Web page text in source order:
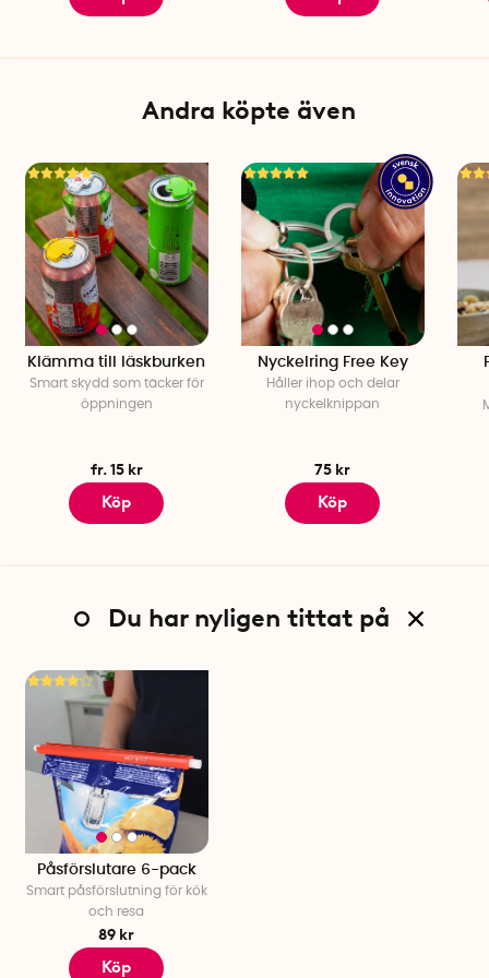
Material: Livsmedelssäker polyeten-plast
Antal per förpackning: 6 st (2x30cm, 2x22 cm, 2x17 cm)
Andra köpte även
Klämma till läskburken
Smart skydd som täcker för
öppningen
fr. 15 kr
Köp
Nyckelring Free Key
Håller ihop och delar
nyckelknippan
75 kr
Köp
Du har nyligen tittat på
Påsförslutare 6-pack
Smart påsförslutning för kök
och resa
89 kr
Köp